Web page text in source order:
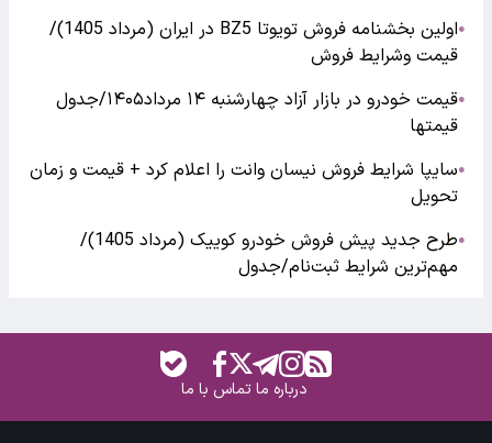
●
اولین بخشنامه فروش تویوتا BZ5 در ایران (مرداد 1405)/
قیمت وشرایط فروش
●
قیمت خودرو در بازار آزاد چهارشنبه ۱۴ مرداد۱۴۰۵/جدول
قیمتها
●سایپا شرایط فروش نیسان وانت را اعلام کرد + قیمت و زمان
تحویل
●
طرح جدید پیش فروش خودرو کوییک (مرداد 1405)/
مهم‌ترین شرایط ثبت‌نام/جدول
درباره ماتماس با ما